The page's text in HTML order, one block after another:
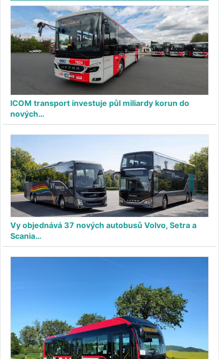
ICOM transport investuje půl miliardy korun do
nových…
Vy objednává 37 nových autobusů Volvo, Setra a
Scania…